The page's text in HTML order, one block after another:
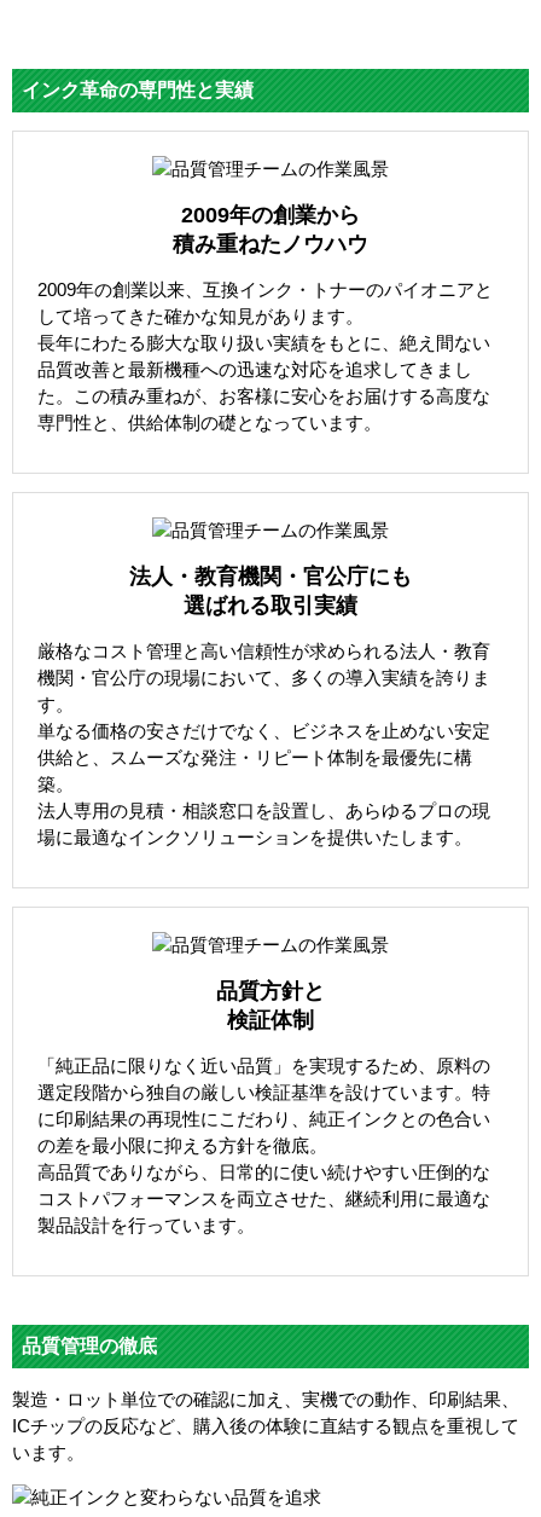
インク革命の専門性と実績
2009年の創業から
積み重ねたノウハウ
2009年の創業以来、互換インク・トナーのパイオニアと
して培ってきた確かな知見があります。
長年にわたる膨大な取り扱い実績をもとに、絶え間ない
品質改善と最新機種への迅速な対応を追求してきまし
た。この積み重ねが、お客様に安心をお届けする高度な
専門性と、供給体制の礎となっています。
法人・教育機関・官公庁にも
選ばれる取引実績
厳格なコスト管理と高い信頼性が求められる法人・教育
機関・官公庁の現場において、多くの導入実績を誇りま
す。
単なる価格の安さだけでなく、ビジネスを止めない安定
供給と、スムーズな発注・リピート体制を最優先に構
築。
法人専用の見積・相談窓口を設置し、あらゆるプロの現
場に最適なインクソリューションを提供いたします。
品質方針と
検証体制
「純正品に限りなく近い品質」を実現するため、原料の
選定段階から独自の厳しい検証基準を設けています。特
に印刷結果の再現性にこだわり、純正インクとの色合い
の差を最小限に抑える方針を徹底。
高品質でありながら、日常的に使い続けやすい圧倒的な
コストパフォーマンスを両立させた、継続利用に最適な
製品設計を行っています。
品質管理の徹底
製造・ロット単位での確認に加え、実機での動作、印刷結果、
ICチップの反応など、購入後の体験に直結する観点を重視して
います。